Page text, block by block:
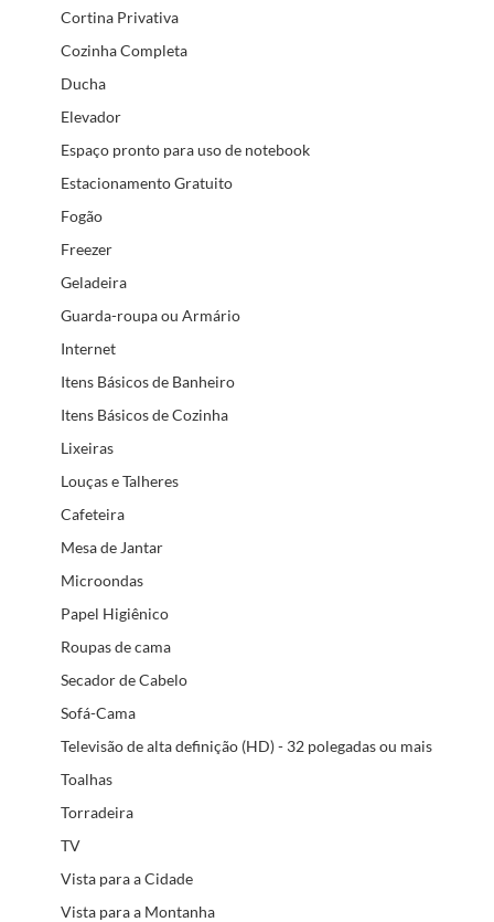
Cortina Privativa
Cozinha Completa
Ducha
Elevador
Espaço pronto para uso de notebook
Estacionamento Gratuito
Fogão
Freezer
Geladeira
Guarda-roupa ou Armário
Internet
Itens Básicos de Banheiro
Itens Básicos de Cozinha
Lixeiras
Louças e Talheres
Cafeteira
Mesa de Jantar
Microondas
Papel Higiênico
Roupas de cama
Secador de Cabelo
Sofá-Cama
Televisão de alta definição (HD) - 32 polegadas ou mais
Toalhas
Torradeira
TV
Vista para a Cidade
Vista para a Montanha